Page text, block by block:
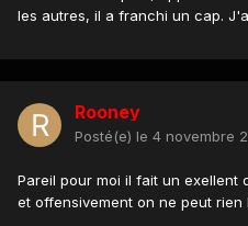
les autres, il a franchi un cap.
Rooney
Posté(e) le 4 novembre
Pareil pour moi il fait un exellent
et offensivement on ne peut rien